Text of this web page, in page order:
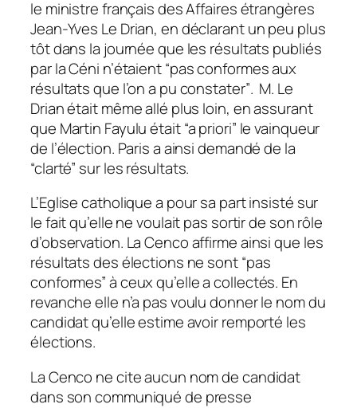
le ministre français des Affaires étrangères
Jean-Yves Le Drian, en déclarant un peu plus
tôt dans la journée que les résultats publiés
par la Céni n’étaient“pas conformes aux
résultats que l’on a pu constater”. M. Le
Drian était même allé plus loin, en assurant
que Martin Fayulu était“a priori” le vainqueur
de l’élection. Paris a ainsi demandé de la
“clarté” sur les résultats.
L’Eglise catholique a pour sa part insisté sur
le fait qu’elle ne voulait pas sortir de son rôle
d’observation. La Cenco affirme ainsi que les
résultats des élections ne sont“pas
conformes”à ceux qu’elle a collectés. En
revanche elle n’a pas voulu donner le nom du
candidat qu’elle estime avoir remporté les
élections.
La Cenco ne cite aucun nom de candidat
dans son communiqué de presse